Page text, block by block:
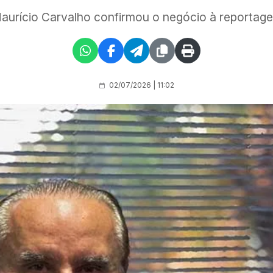
Carvalho confirmou o negócio à
02/07/2026 | 11:02